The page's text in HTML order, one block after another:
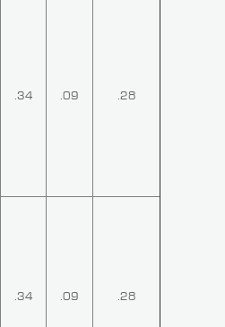
.34 .09 .28
.34 .09 .28